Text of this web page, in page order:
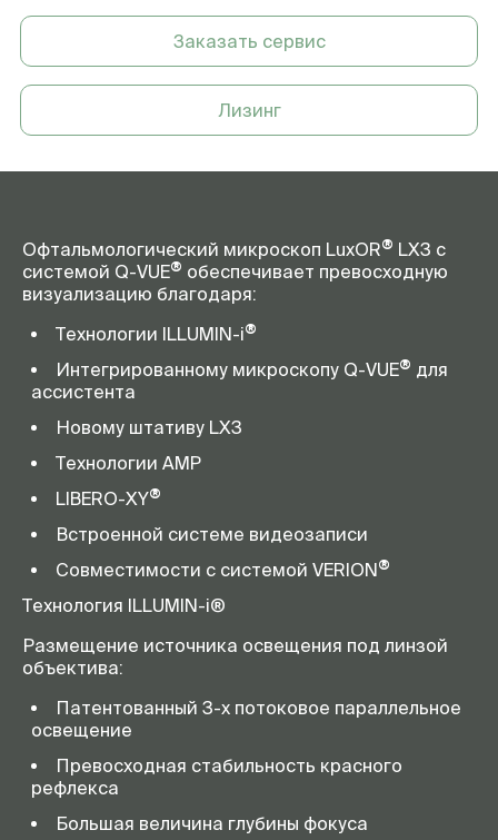
Заказать сервис
Лизинг
Офтальмологический микроскоп LuxOR® LX3 с
системой Q-VUE® обеспечивает превосходную
визуализацию благодаря:
Технологии ILLUMIN-i®
Интегрированному микроскопу Q-VUE® для
ассистента
Новому штативу LX3
Технологии AMP
LIBERO-XY®
Встроенной системе видеозаписи
Совместимости с системой VERION ®
Технология ILLUMIN-i®
Размещение источника освещения под линзой
объектива:
Патентованный 3-х потоковое параллельное
освещение
Превосходная стабильность красного
рефлекса
Большая величина глубины фокуса